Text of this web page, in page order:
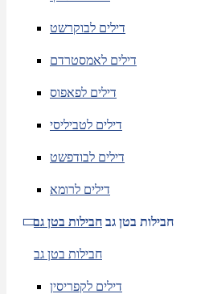
דילים לבוקרשט
דילים לאמסטרדם
דילים לפאפוס
דילים לטביליסי
דילים לבודפשט
דילים לרומא
חבילות בטן גב חבילות בטן גב
חבילות בטן גב
דילים לקפריסין